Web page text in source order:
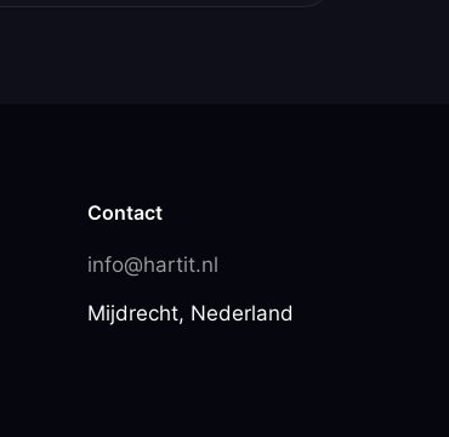
Contact
info@hartit.nl
Mijdrecht, Nederland